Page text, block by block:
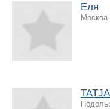
Еля
Москва